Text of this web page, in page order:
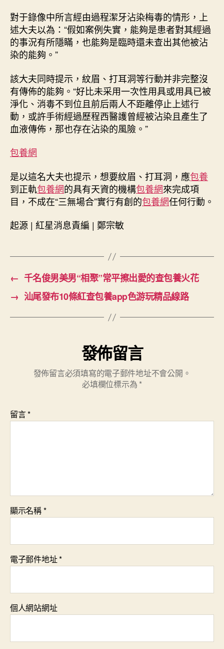
對于錄像中所言經由過程潔牙沾染梅毒的情形，上
述大夫以為：“假如案例失實，能夠是患者對其經過
的事況有所隱瞞，也能夠是臨時還未查出其他被沾
染的能夠。”
該大夫同時提示，紋眉、打耳洞等行動并非完整沒
有傳佈的能夠。“好比未采用一次性用具或用具已被
淨化、消毒不到位且前后兩人不距離停止上述行
動，或許手術經過歷程西醫護曾經被沾染且產生了
血液傳佈，那也存在沾染的風險。”
包養網
是以這名大夫也提示，想要紋眉、打耳洞，應包養
到正軌包養網的具有天資的機構包養網來完成項
目，不成在“三無場合”實行有創的包養網任何行動。
起源 | 紅星消息責編 | 鄭宗敏
← 千名俊男美男“相聚”常平擦出愛的查包養火花
→ 汕尾發布10條紅查包養app色游玩精品線路
發佈留言
發佈留言必須填寫的電子郵件地址不會公開。
必填欄位標示為 *
留言*
顯示名稱*
電子郵件地址*
個人網站網址